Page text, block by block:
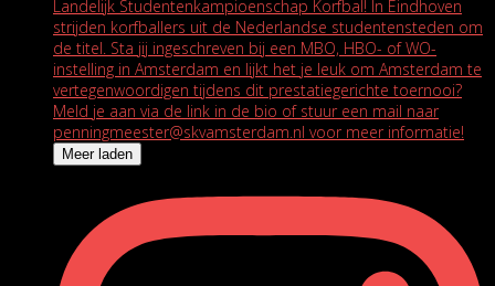
Meer laden